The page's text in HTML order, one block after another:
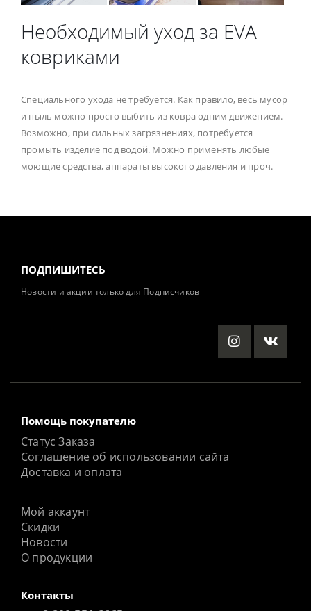
Необходимый уход за EVA
ковриками
Специального ухода не требуется. Как правило, весь мусор
и пыль можно просто выбить из ковра одним движением.
Возможно, при сильных загрязнениях, потребуется
промыть изделие под водой. Можно применять любые
моющие средства, аппараты высокого давления и проч.
ПОДПИШИТЕСЬ
Новости и акции только для Подписчиков
Помощь покупателю
Статус Заказа
Соглашение об использовании сайта
Доставка и оплата
Мой аккаунт
Скидки
Новости
О продукции
Контакты